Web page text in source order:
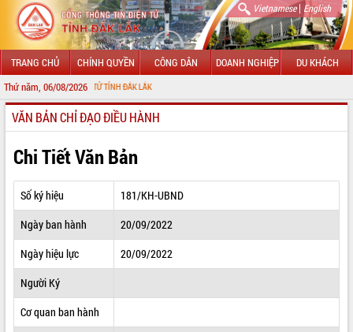
Vietnamese| English
TRANG CHỦ CHÍNH QUYỀN CÔNG DÂN DOANH NGHIỆP DU KHÁCH
Thứ năm, 06/08/2026
TIN ĐIỆN TỬ TỈNH ĐẮK LẮK
GIỚI THIỆU
LÃNH ĐẠO UBND TỈNH
TIN TỨC SỰ KIỆN
SỞ, BAN, NGÀNH
THÔNG TIN CHỈ ĐẠO ĐIỀU HÀNH
HỆ THỐNG VĂN BẢN
VĂN BẢN CHỈ ĐẠO ĐIỀU HÀNH
Chi Tiết Văn Bản
Số ký hiệu
181/KH-UBND
Ngày ban hành
20/09/2022
Ngày hiệu lực
20/09/2022
Người Ký
Cơ quan ban hành